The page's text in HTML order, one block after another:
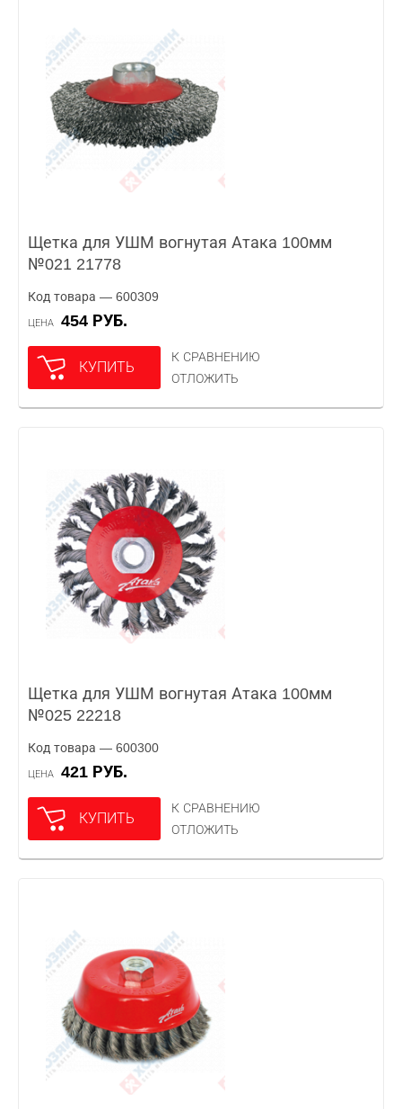
Щетка для УШМ вогнутая Атака 100мм
№021 21778
Код товара — 600309
ЦЕНА 454 РУБ.
КУПИТЬ
К СРАВНЕНИЮ
ОТЛОЖИТЬ
Щетка для УШМ вогнутая Атака 100мм
№025 22218
Код товара — 600300
ЦЕНА 421 РУБ.
КУПИТЬ
К СРАВНЕНИЮ
ОТЛОЖИТЬ